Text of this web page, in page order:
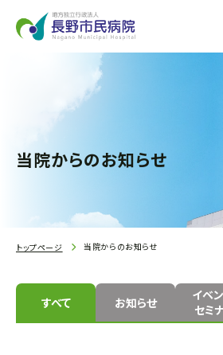
当院からのお知らせ
トップページ 当院からのお知らせ
すべて お知らせ
イベン
セミ